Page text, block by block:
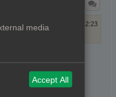
04/02/23, 12:23
media
Accept All